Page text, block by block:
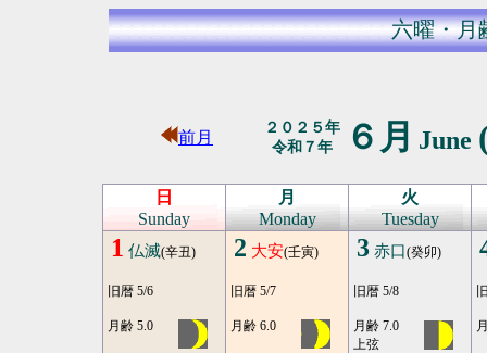
六曜・月
前月
２０２５年
令和７年
６月 June
日
Sunday
月
Monday
火
Tuesday
1 仏滅(辛丑)
旧暦 5/6
月齢 5.0
2 大安(壬寅)
旧暦 5/7
月齢 6.0
3 赤口(癸卯)
旧暦 5/8
月齢 7.0
上弦